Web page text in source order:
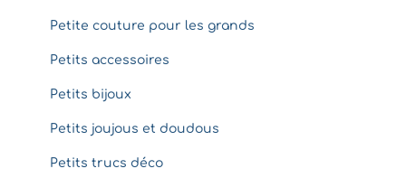
Petite couture pour les grands
Petits accessoires
Petits bijoux
Petits joujous et doudous
Petits trucs déco